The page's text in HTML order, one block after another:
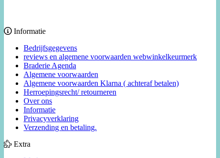
Informatie
Bedrijfsgegevens
reviews en algemene voorwaarden webwinkelkeurmerk
Braderie Agenda
Algemene voorwaarden
Algemene voorwaarden Klarna ( achteraf betalen)
Herroepingsrecht/ retourneren
Over ons
Informatie
Privacyverklaring
Verzending en betaling.
Extra